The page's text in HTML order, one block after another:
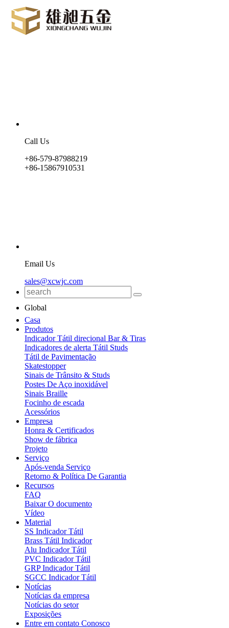
Call Us
+86-579-87988219
+86-15867910531
Email Us
sales@xcwjc.com
Global
Casa
Produtos
Indicador Tátil direcional Bar & Tiras
Indicadores de alerta Tátil Studs
Tátil de Pavimentação
Skatestopper
Sinais de Trânsito & Studs
Postes De Aço inoxidável
Sinais Braille
Focinho de escada
Acessórios
Empresa
Honra & Certificados
Show de fábrica
Projeto
Serviço
Após-venda Serviço
Retorno & Política De Garantia
Recursos
FAQ
Baixar O documento
Vídeo
Material
SS Indicador Tátil
Brass Tátil Indicador
Alu Indicador Tátil
PVC Indicador Tátil
GRP Indicador Tátil
SGCC Indicador Tátil
Notícias
Notícias da empresa
Notícias do setor
Exposições
Entre em contato Conosco